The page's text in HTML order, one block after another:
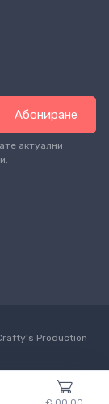
Абониране
актуални
's Production